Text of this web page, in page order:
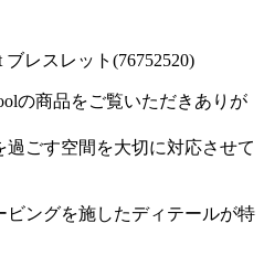
レスレット(76752520)
の商品をご覧いただきありが
ごす空間を大切に対応させて
ングを施したディテールが特